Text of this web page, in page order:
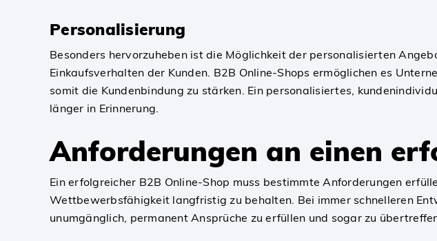
Personalisierung
Besonders hervorzuheben ist die Möglichkeit der personalisierten
Einkaufsverhalten der Kunden. B2B Online-Shops ermöglichen es
somit die Kundenbindung zu stärken. Ein personalisiertes,
länger in Erinnerung.
Anforderungen an einen
Ein erfolgreicher B2B Online-Shop muss bestimmte Anforderungen
Wettbewerbsfähigkeit langfristig zu behalten. Bei immer schnelleren
unumgänglich, permanent Ansprüche zu erfüllen und sogar zu